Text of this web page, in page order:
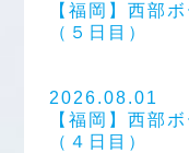
【福岡】西部
（５日目）
2026.08.01
【福岡】西部
（４日目）